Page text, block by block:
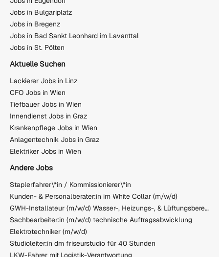
Jobs in Bulgariplatz
Jobs in Bregenz
Jobs in Bad Sankt Leonhard im Lavanttal
Jobs in St. Pölten
Aktuelle Suchen
Lackierer Jobs in Linz
CFO Jobs in Wien
Tiefbauer Jobs in Wien
Innendienst Jobs in Graz
Krankenpflege Jobs in Wien
Anlagentechnik Jobs in Graz
Elektriker Jobs in Wien
Andere Jobs
Staplerfahrer\*in / Kommissionierer\*in
Kunden- & Personalberater:in im White Collar (m/w/d)
GWH-Installateur (m/w/d) Wasser-, Heizungs-, & Lüftungsbereich
Sachbearbeiter:in (m/w/d) technische Auftragsabwicklung
Elektrotechniker (m/w/d)
Studioleiter:in dm friseurstudio für 40 Stunden
LKW-Fahrer mit Logistik-Verantwortung